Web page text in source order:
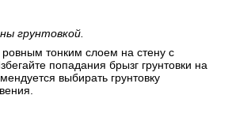
грунтовкой.
ровным тонким слоем на стену с
попадания брызг грунтовки на
выбирать грунтовку